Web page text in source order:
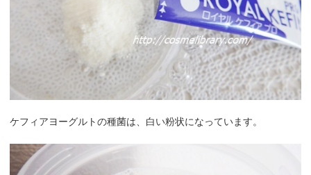
ケフィアヨーグルトの種菌は、白い粉状になっています。